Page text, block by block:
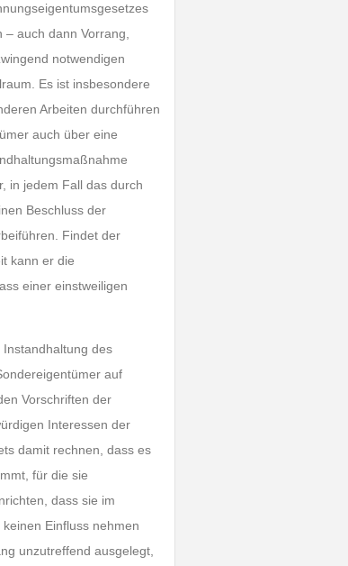
auch dann Vorrang,
notwendigen
Es ist insbesondere
Arbeiten durchführen
auch über eine
in jedem Fall das durch
Beschluss der
Findet der
kann er die
einer einstweiligen
des
auf
Vorschriften der
Interessen der
damit rechnen, dass es
für die sie
dass sie im
Einfluss nehmen
unzutreffend ausgelegt,